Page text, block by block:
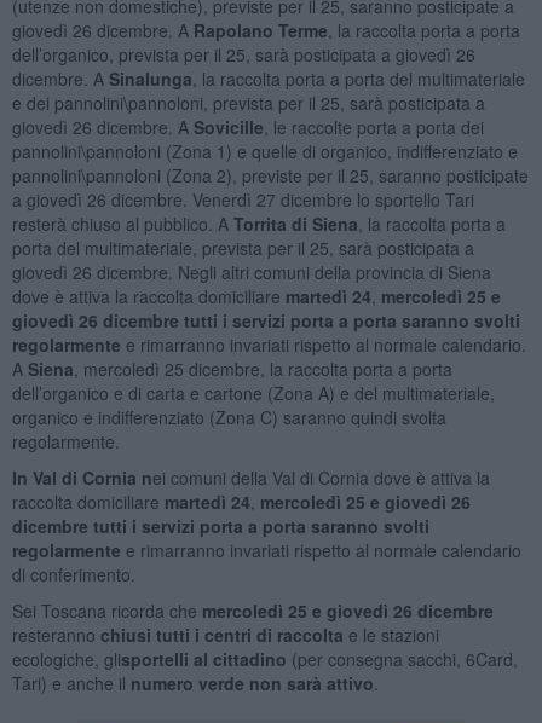
(utenze non domestiche), previste per il 25, saranno posticipate a
giovedì 26 dicembre. A Rapolano Terme , la raccolta porta a porta
dell’organico, prevista per il 25, sarà posticipata a giovedì 26
dicembre. A Sinalunga , la raccolta porta a porta del multimateriale
e dei pannolini\pannoloni, prevista per il 25, sarà posticipata a
giovedì 26 dicembre. A Sovicille , le raccolte porta a porta dei
pannolini\pannoloni (Zona 1) e quelle di organico, indifferenziato e
pannolini\pannoloni (Zona 2), previste per il 25, saranno posticipate
a giovedì 26 dicembre. Venerdì 27 dicembre lo sportello Tari
resterà chiuso al pubblico. A Torrita di Siena , la raccolta porta a
porta del multimateriale, prevista per il 25, sarà posticipata a
giovedì 26 dicembre. Negli altri comuni della provincia di Siena
dove è attiva la raccolta domiciliare martedì 24 mercoledì 25 e
giovedì 26 dicembre tutti i servizi porta a porta saranno svolti
regolarmente e rimarranno invariati rispetto al normale calendario.
ASiena , mercoledì 25 dicembre, la raccolta porta a porta
dell’organico e di carta e cartone (Zona A) e del multimateriale,
organico e indifferenziato (Zona C) saranno quindi svolta
regolarmente.
In Val di Cornia nei comuni della Val di Cornia dove è attiva la
raccolta domiciliare martedì 24 mercoledì 25 e giovedì 26
dicembre tutti i servizi porta a porta saranno svolti
regolarmente e rimarranno invariati rispetto al normale calendario
di conferimento.
Sei Toscana ricorda che mercoledì 25 e giovedì 26 dicembre
resteranno chiusi tutti i centri di raccolta e le stazioni
ecologiche, glisportelli al cittadino (per consegna sacchi, 6Card,
Tari) e anche il numero verde non sarà attivo